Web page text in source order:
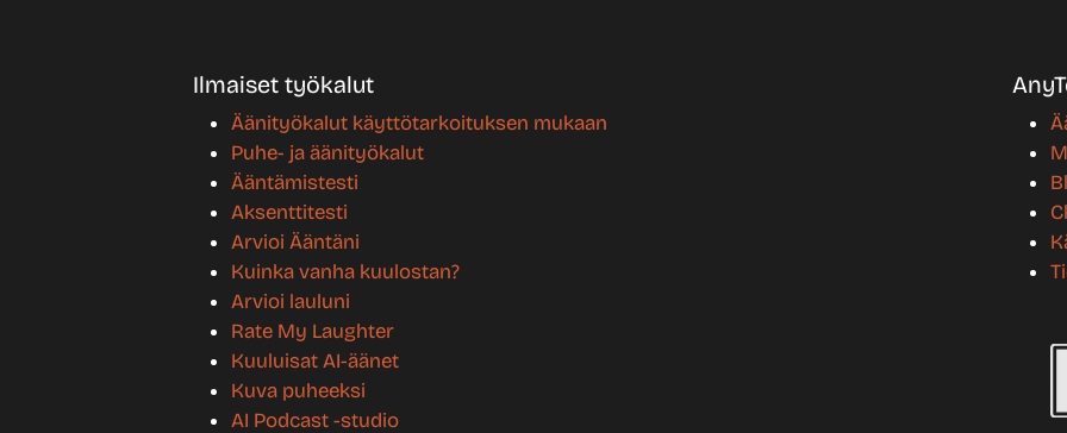
Ilmaiset työkalut
Äänityökalut käyttötarkoituksen mukaan
Puhe- ja äänityökalut
Ääntämistesti
Aksenttitesti
Arvioi Ääntäni
Kuinka vanha kuulostan?
Arvioi lauluni
Rate My Laughter
Kuuluisat AI-äänet
Kuva puheeksi
AI Podcast -studio